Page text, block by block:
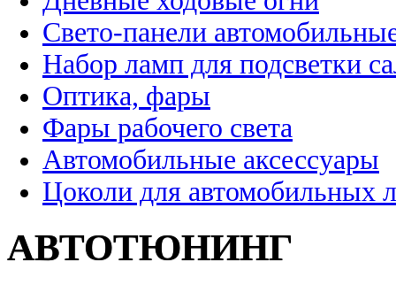
Свето-панели
Набор ламп для подсветки
Оптика, фары
Фары рабочего света
Автомобильные аксессуары
Цоколи для автомобильных
АВТОТЮНИНГ